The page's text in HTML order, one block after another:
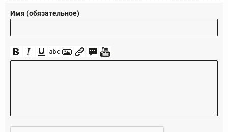
Имя (обязательное)